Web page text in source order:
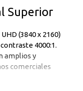
Superior
(3840 x 2160)
4000:1.
amplios y
comerciales